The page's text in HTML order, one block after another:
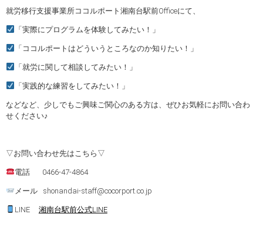
就労移行支援事業所ココルポート湘南台駅前Officeにて、
「実際にプログラムを体験してみたい！」
「ココルポートはどういうところなのか知りたい！」
「就労に関して相談してみたい！」
「実践的な練習をしてみたい！」
などなど、少しでもご興味ご関心のある方は、ぜひお気軽にお問い合わ
せください♪
▽お問い合わせ先はこちら▽
電話 0466-47-4864
メール shonandai-staff@cocorport.co.jp
LINE 湘南台駅前公式LINE